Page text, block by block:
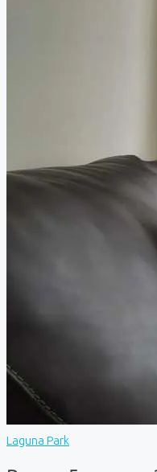
Laguna Park